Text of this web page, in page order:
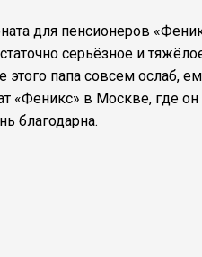
для пенсионеров
серьёзное и
папа совсем ослаб,
«Феникс» в Москве, где
благодарна.